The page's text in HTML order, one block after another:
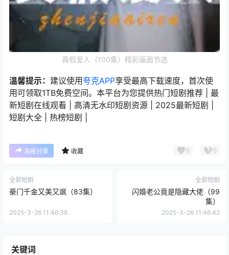
真假爱人（100集）精彩画面节选
温馨提示： 建议使用夸克APP享受最高下载速度，首次使
用可领取1TB免费空间。本平台为您提供热门短剧推荐 | 最
新短剧在线观看 | 高清无水印短剧资源 | 2025最新短剧 |
短剧大全 | 热榜短剧 |
海报分享 收藏 0 0
全部短剧
豪门千金又美又飒（83集）
2025-3-26 11:46:38
全部短剧
闪婚老公竟是隐藏大佬（99
集）
2025-3-26 11:46:42
关键词